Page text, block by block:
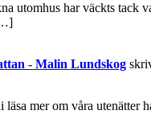
utomhus har väckts tack
- Malin Lundskog
mer om våra utenätter